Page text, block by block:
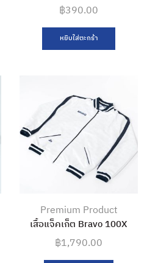
฿390.00
หยิบใส่ตะกร้า
Premium Product
เสื้อแจ็คเก็ต Bravo 100X
฿1,790.00